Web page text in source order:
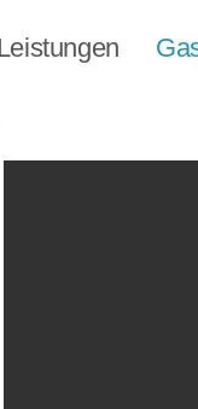
Leistungen